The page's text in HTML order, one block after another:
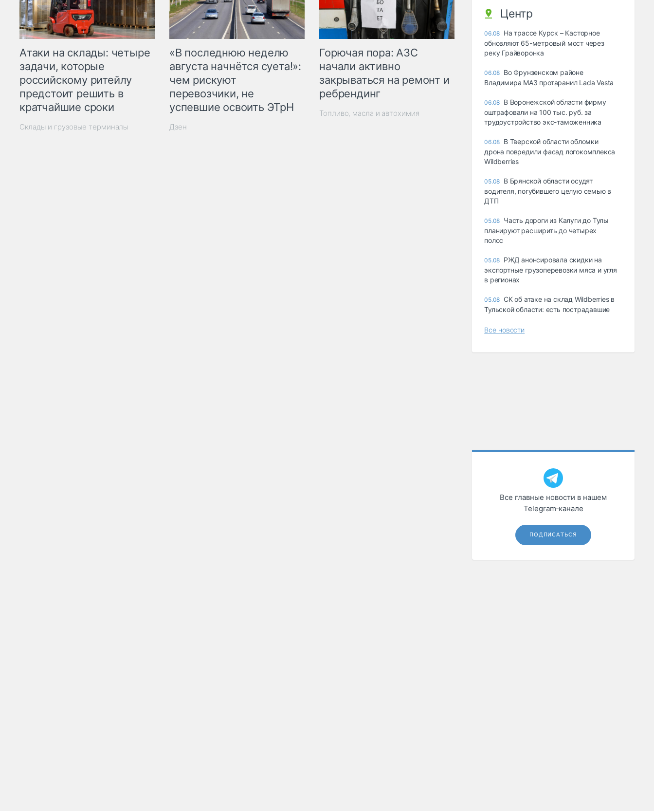
Атаки на склады: четыре
задачи, которые
российскому ритейлу
предстоит решить в
кратчайшие сроки
Склады и грузовые терминалы
«В последнюю неделю
августа начнётся суета!»:
чем рискуют
перевозчики, не
успевшие освоить ЭТрН
Дзен
Горючая пора: АЗС
начали активно
закрываться на ремонт и
ребрендинг
Топливо, масла и автохимия
Центр
06.08 На трассе Курск – Касторное
обновляют 65-метровый мост через
реку Грайворонка
06.08 Во Фрунзенском районе
Владимира МАЗ протаранил Lada Vesta
06.08 В Воронежской области фирму
оштрафовали на 100 тыс. руб. за
трудоустройство экс-таможенника
06.08 В Тверской области обломки
дрона повредили фасад логокомплекса
Wildberries
05.08 В Брянской области осудят
водителя, погубившего целую семью в
ДТП
05.08 Часть дороги из Калуги до Тулы
планируют расширить до четырех
полос
05.08 РЖД анонсировала скидки на
экспортные грузоперевозки мяса и угля
в регионах
05.08 СК об атаке на склад Wildberries в
Тульской области: есть пострадавшие
Все новости
Все главные новости в нашем
Telegram‑канале
ПОДПИСАТЬСЯ